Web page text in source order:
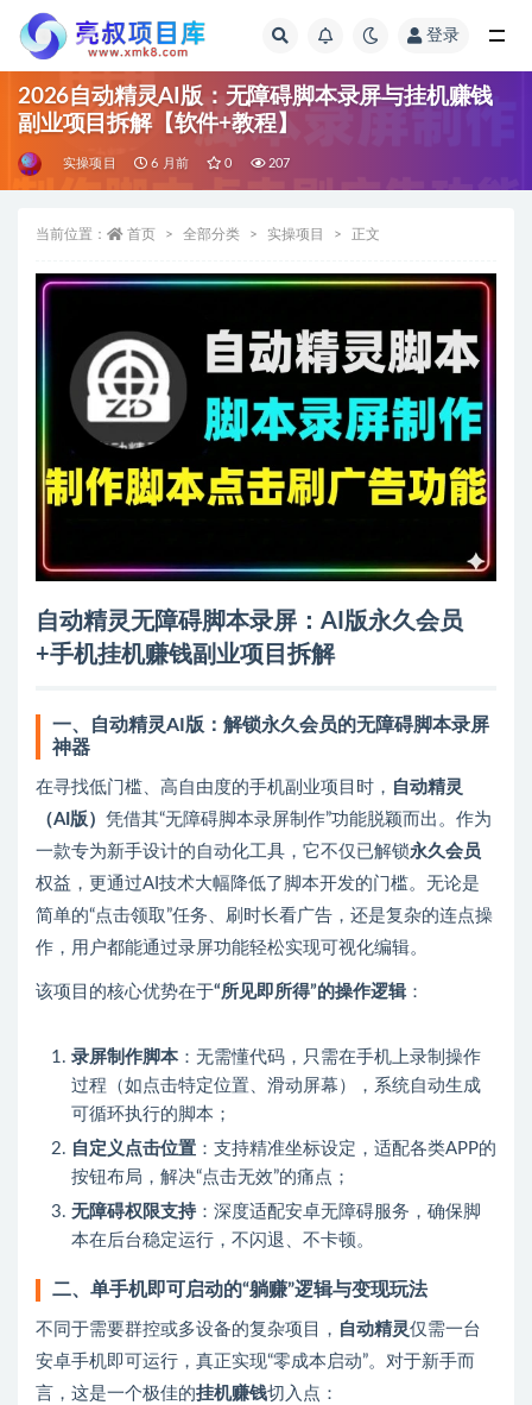
登录
2026自动精灵AI版：无障碍脚本录屏与挂机赚钱
副业项目拆解【软件+教程】
实操项目 6 月前 0 207
当前位置： 首页 全部分类 实操项目 正文
自动精灵无障碍脚本录屏：AI版永久会员
+手机挂机赚钱副业项目拆解
一、自动精灵AI版：解锁永久会员的无障碍脚本录屏
神器
在寻找低门槛、高自由度的手机副业项目时， 自动精灵
（AI版） 凭借其“无障碍脚本录屏制作”功能脱颖而出。作为
一款专为新手设计的自动化工具，它不仅已解锁永久会员
权益，更通过AI技术大幅降低了脚本开发的门槛。无论是
简单的“点击领取”任务、刷时长看广告，还是复杂的连点操
作，用户都能通过录屏功能轻松实现可视化编辑。
该项目的核心优势在于“所见即所得”的操作逻辑：
录屏制作脚本：无需懂代码，只需在手机上录制操作
过程（如点击特定位置、滑动屏幕），系统自动生成
可循环执行的脚本；
自定义点击位置 ：支持精准坐标设定，适配各类APP的
按钮布局，解决“点击无效”的痛点；
无障碍权限支持：深度适配安卓无障碍服务，确保脚
本在后台稳定运行，不闪退、不卡顿。
二、单手机即可启动的“躺赚”逻辑与变现玩法
不同于需要群控或多设备的复杂项目， 自动精灵仅需一台
安卓手机即可运行，真正实现“零成本启动”。对于新手而
言，这是一个极佳的挂机赚钱切入点：